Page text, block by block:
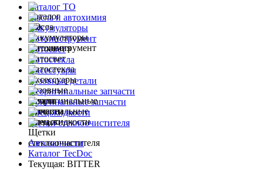
Каталог ТО
Масла и автохимия
Аккумуляторы
Автоинструмент
Автосвет
Автостекла
Аксессуары
Кузовные детали
Неоригинальные запчасти
Оригинальные запчасти
Спец.жидкости
Щетки стеклоочистителя
Автозапчасти
Каталог TecDoc
Текущая: BITTER